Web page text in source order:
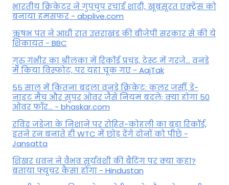
भारतीय क्रिकेटर ने गुपचुप रचाई शादी, खूबसूरत एक्ट्रेस को
बनाया हमसफर - abplive.com
ऋषभ पंत ने आधी रात उत्तराखंड की बीजेपी सरकार से की ये
शिकायत - BBC
गुरु गंभीर का श्रीलंका में र‍िकॉर्ड प्रचंड, टेस्ट में गरजे... वनडे
में किया व‍िस्फोट, पर यहां चूक गए - AajTak
55 साल में कितना बदला वनडे क्रिकेट: कलर जर्सी, डे-
नाइट मैच और सुपर ओवर जैसे नियम बदले; क्या होगा 50
ओवर फॉर... - bhaskar.com
रविंद्र जडेजा के निशाने पर रोहित-कोहली का बड़ा रिकॉर्ड,
इतने रन बनाते ही WTC में छोड़ देंगे दोनों को पीछे -
Jansatta
शिखर धवन ने वैभव सूर्यवंशी की बैटिंग पर क्या कहा?
बताया फ्यूचर कैसा होगा - Hindustan